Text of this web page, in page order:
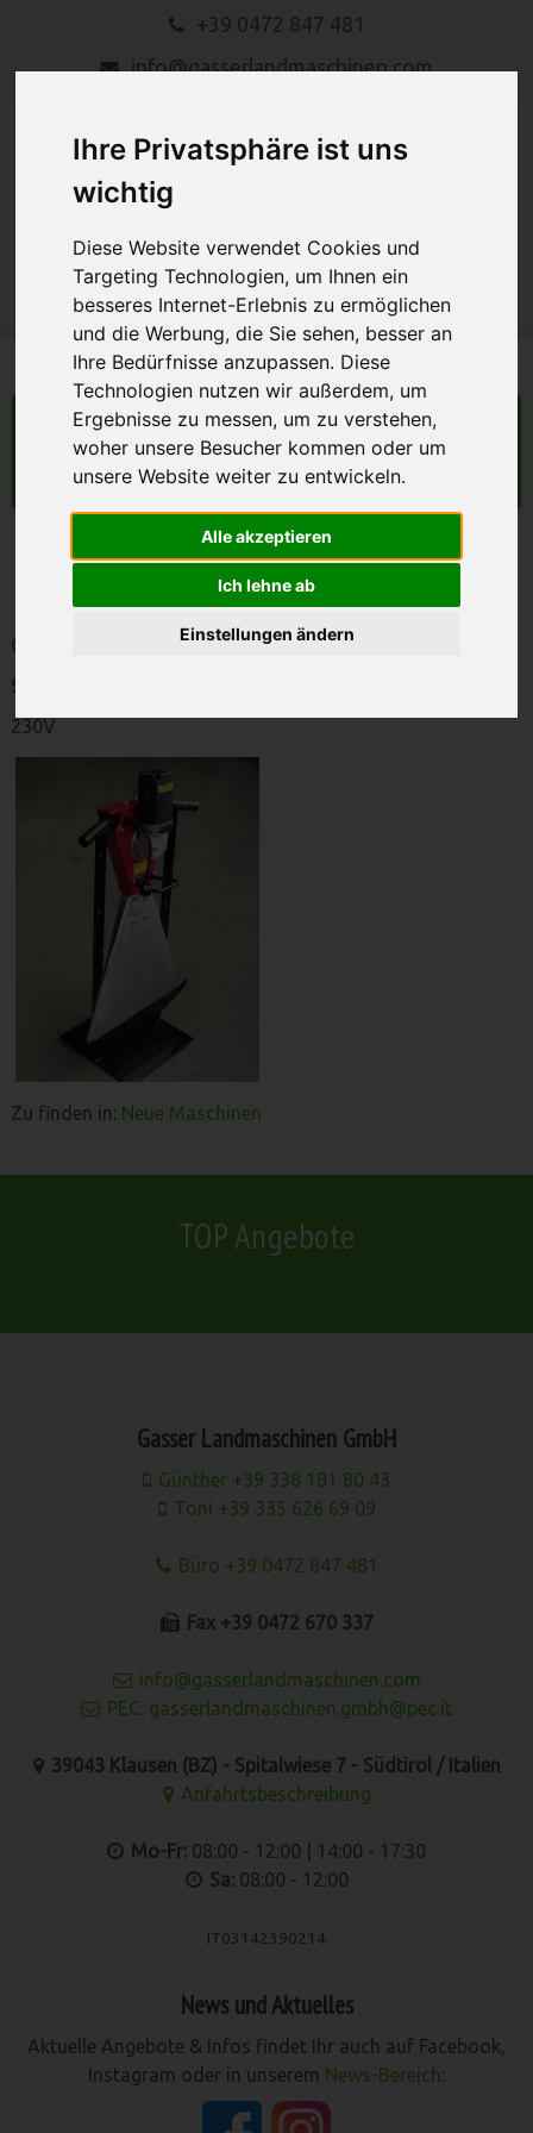
Ihre Privatsphäre ist uns
wichtig
Diese Website verwendet Cookies und
Targeting Technologien, um Ihnen ein
besseres Internet-Erlebnis zu ermöglichen
und die Werbung, die Sie sehen, besser an
Ihre Bedürfnisse anzupassen. Diese
Technologien nutzen wir außerdem, um
Ergebnisse zu messen, um zu verstehen,
woher unsere Besucher kommen oder um
unsere Website weiter zu entwickeln.
Alle akzeptieren
Ich lehne ab
Einstellungen ändern
+39 0472 847 481
info@gasserlandmaschinen.com
MENU
LANDMASCHINEN
Suche
OMC
Gewicht 15 kg
Schnittbreite 50-60cm
230V
Zu finden in: Neue Maschinen
TOP Angebote
Gasser Landmaschinen GmbH
Günther +39 338 181 80 43
Toni +39 335 626 69 09
Büro +39 0472 847 481
Fax +39 0472 670 337
info@gasserlandmaschinen.com
PEC: gasserlandmaschinen.gmbh@pec.it
39043 Klausen (BZ) - Spitalwiese 7 - Südtirol / Italien
Anfahrtsbeschreibung
Mo-Fr: 08:00 - 12:00 | 14:00 - 17:30
Sa:08:00 - 12:00
IT03142390214
News und Aktuelles
Aktuelle Angebote & Infos findet Ihr auch auf Facebook,
Instagram oder in unserem News-Bereich: